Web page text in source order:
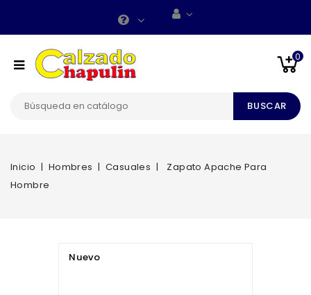
0
BUSCAR
Inicio Hombres Casuales
Zapato Apache Para
Hombre
Nuevo